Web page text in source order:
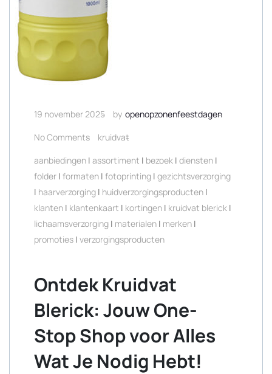
19 november 2025 by openopzonenfeestdagen
No Comments
kruidvat
aanbiedingen | assortiment | bezoek | diensten |
folder | formaten | fotoprinting | gezichtsverzorging
| haarverzorging | huidverzorgingsproducten |
klanten | klantenkaart | kortingen | kruidvat blerick |
lichaamsverzorging | materialen | merken |
promoties | verzorgingsproducten
Ontdek Kruidvat
Blerick: Jouw One-
Stop Shop voor Alles
Wat Je Nodig Hebt!